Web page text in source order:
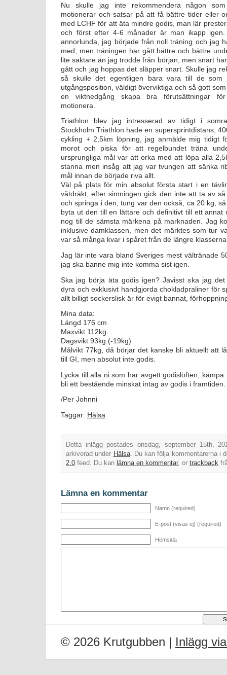
Nu skulle jag inte rekommendera någon
motionerar och satsar på att få bättre tider eller
med LCHF för att äta mindre godis, man lär
och först efter 4-6 månader är man ikapp
annorlunda, jag började från noll träning och jag
med, men träningen har gått bättre och bättre
lite saktare än jag trodde från början, men snart
gått och jag hoppas det släpper snart. Skulle jag
så skulle det egentligen bara vara till de som
utgångsposition, väldigt överviktiga och så gott
en viktnedgång skapa bra förutsättningar
motionera.
Triathlon blev jag intresserad av tidigt i
Stockholm Triathlon hade en supersprintdistans,
cykling + 2,5km löpning, jag anmälde mig tidigt
morot och piska för att regelbundet träna
ursprungliga mål var att orka med att löpa alla
stanna men insåg att jag var tvungen att sänka
mål innan de började riva allt.
Väl på plats för min absolut första start i en
våtdräkt, efter simningen gick den inte att ta av
och springa i den, tung var den också, ca 20 kg,
byta ut den till en lättare och definitivt till ett annat
nog till de sämsta märkena på marknaden. Jag
inklusive damklassen, men det märktes som tur
var så många kvar i spåret från de längre
Jag lär inte vara bland Sveriges mest vältränade
jag ska banne mig inte komma sist igen.
Ska jag börja äta godis igen? Javisst ska jag
dyra och exklusivt handgjorda chokladpraliner för
allt billigt sockerslisk är för evigt bannat,
Mina data:
Längd 176 cm
Maxvikt 112kg.
Dagsvikt 93kg.(-19kg)
Målvikt 77kg, då börjar det kanske bli aktuellt att
till GI, men absolut inte godis.
Lycka till alla ni som har avgett godislöften,
bli ett bestående minskat intag av godis i framtiden.
/Per Johnni
Taggar: Hälsa
Detta inlägg postades onsdag, september 15th,
arkiverad under Hälsa. Du kan följa kommentarerna i
2.0 feed. Du kan lämna en kommentar, or trackback
Lämna en kommentar
Namn (required)
E-post (visas ej) (required)
Hemsida
© 2026 Krutgubben | Inlägg